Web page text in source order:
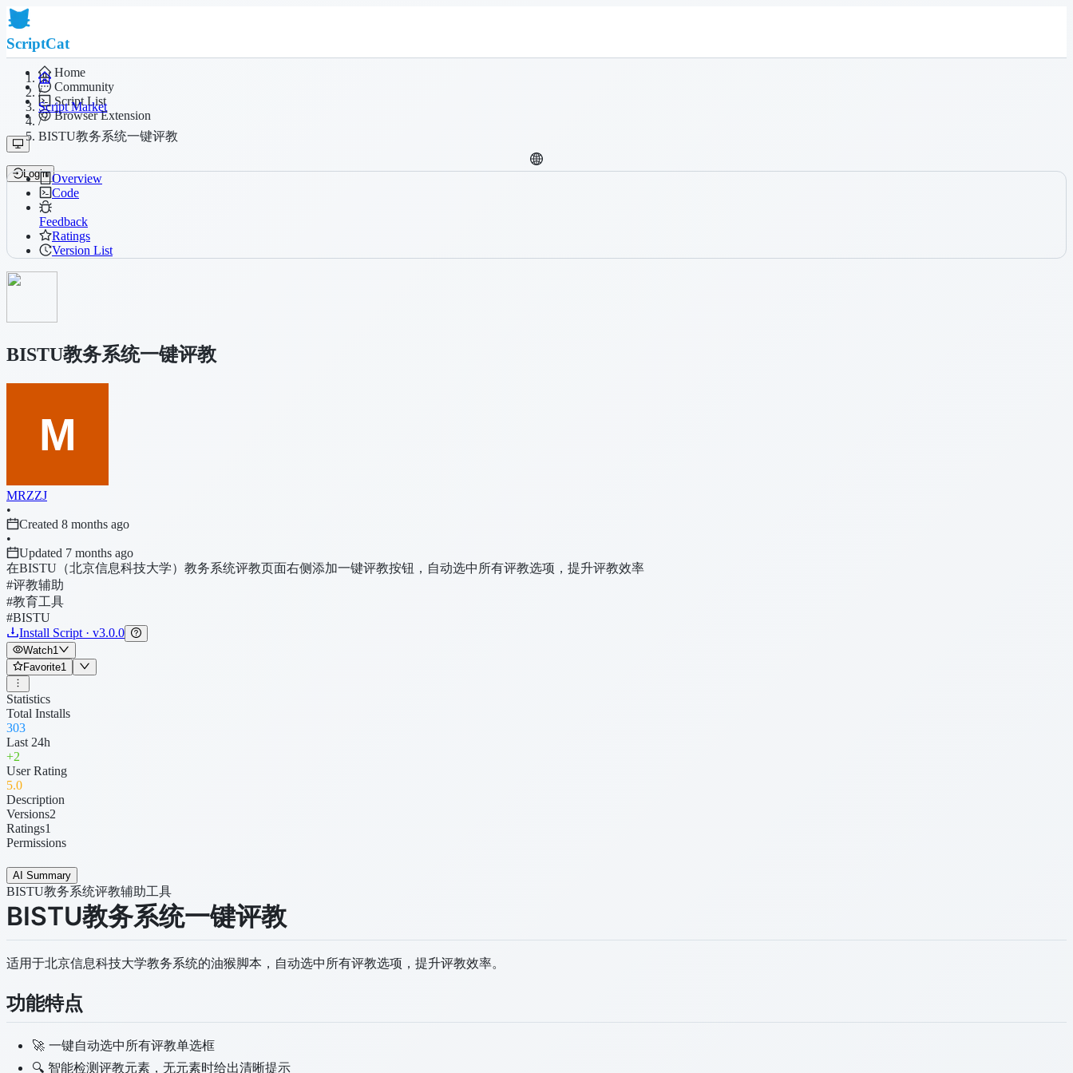
ScriptCat
Home
Community
Script List
Browser Extension
Login
/
Script Market
/
BISTU教务系统一键评教
Overview
Code
Feedback
Ratings
Version List
BISTU教务系统一键评教
MRZZJ
•
Created 8 months ago
•
Updated 7 months ago
在BISTU（北京信息科技大学）教务系统评教页面右侧添加一键评教按钮，自动选中所有评教选项，提升评教效率
#评教辅助
#教育工具
#BISTU
Install Script · v3.0.0
Watch1
Favorite1
Statistics
Total Installs
303
Last 24h
+2
User Rating
5.0
Description
Versions2
Ratings1
Permissions
AI Summary
BISTU教务系统评教辅助工具
BISTU教务系统一键评教
适用于北京信息科技大学教务系统的油猴脚本，自动选中所有评教选项，提升评教效率。
功能特点
🚀 一键自动选中所有评教单选框
🔍 智能检测评教元素，无元素时给出清晰提示